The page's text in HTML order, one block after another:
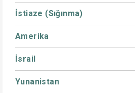
İstiaze (Sığınma)
Amerika
İsrail
Yunanistan